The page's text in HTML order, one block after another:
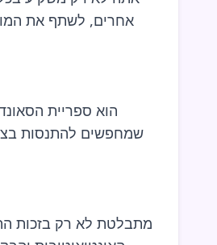
אחרים, לשתף את
שמחפשים להתנסות